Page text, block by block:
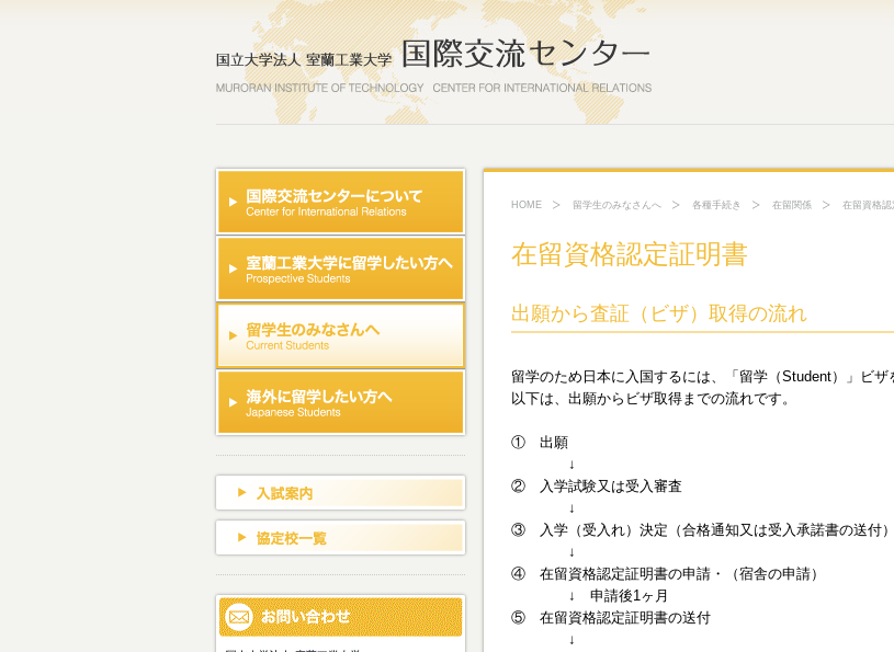
HOME 留学生のみなさんへ 各種手続き 在留関係 在留資格認
在留資格認定証明書
出願から査証（ビザ）取得の流れ
留学のため日本に入国するには、「留学（Student）」ビザ
以下は、出願からビザ取得までの流れです。
① 出願
↓
② 入学試験又は受入審査
↓
③ 入学（受入れ）決定（合格通知又は受入承諾書の送付）
↓
④ 在留資格認定証明書の申請・（宿舎の申請）
↓ 申請後1ヶ月
⑤ 在留資格認定証明書の送付
↓